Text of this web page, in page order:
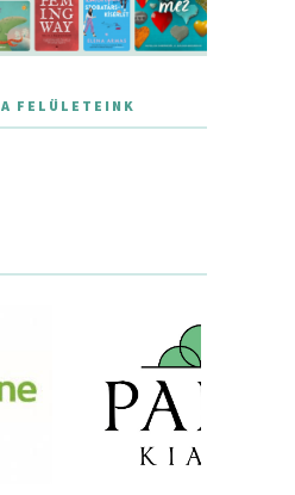
FELÜLETEINK